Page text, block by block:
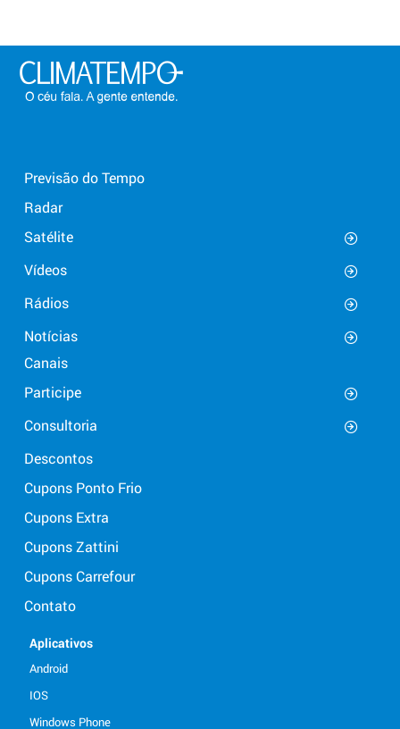
Previsão do Tempo
Radar
Satélite
Vídeos
Rádios
Notícias
Canais
Participe
Consultoria
Descontos
Cupons Ponto Frio
Cupons Extra
Cupons Zattini
Cupons Carrefour
Contato
Aplicativos
Android
IOS
Windows Phone